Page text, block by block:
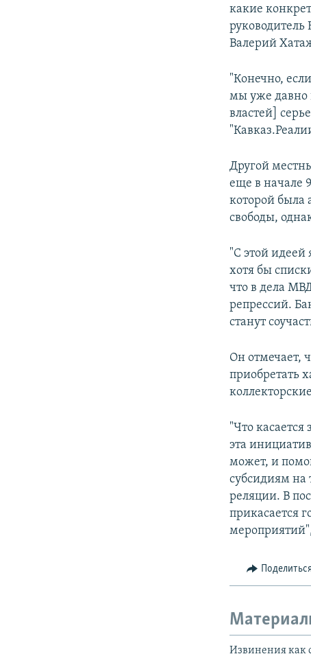
какие
руководитель
Валерий
"Конечно,
мы уже давно
властей]
Другой
еще в начале
которой была
свободы,
"С этой
хотя бы
что в дела
репрессий.
станут
Он отмечает,
приобретать
"Что
эта
может, и
субсидиям на
реляции. В
прикасается
Поделиться
Извинения как